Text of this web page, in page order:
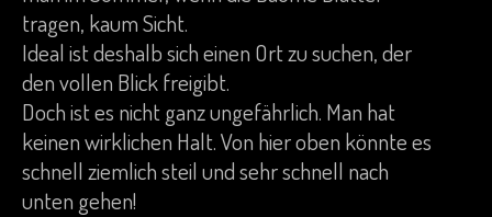
tragen, kaum Sicht.
Ideal ist deshalb sich einen Ort zu suchen, der
den vollen Blick freigibt.
Doch ist es nicht ganz ungefährlich. Man hat
keinen wirklichen Halt. Von hier oben könnte es
schnell ziemlich steil und sehr schnell nach
unten gehen!